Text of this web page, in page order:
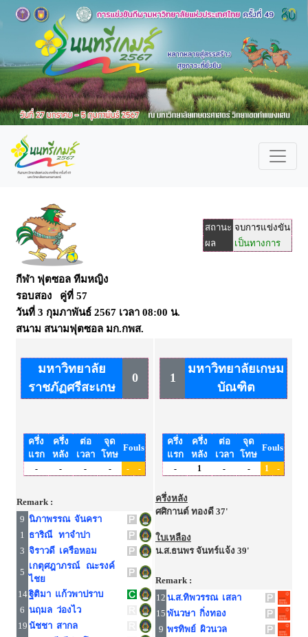
สถานะ จบการแข่งขัน
ผล
เป็นทางการ
กีฬา ฟุตซอล ทีมหญิง
รอบสอง คู่ที่ 57
วันที่ 3 กุมภาพันธ์ 2567 เวลา 08:00 น.
สนาม สนามฟุตซอล มก.กพส.
มหาวิทยาลัย
ราชภัฏศรีสะเกษ
0
ครึ่ง
แรก
ครึ่ง
หลัง
ต่อ
เวลา
จุด
โทษ
Fouls
- - - - - -
Remark :
9 นิภาพรรณ จันครา
1 ธาริณี ทาจำปา
3 จิราวดี เครือหอม
5
เกตุศฎาภรณ์ ณะรงค์
ไชย
14ฐิติมา แก้วพาปราบ
6 นฤมล ว่องไว
19 นัชชา สากล
1
มหาวิทยาลัยเกษม
บัณฑิต
ครึ่ง
แรก
ครึ่ง
หลัง
ต่อ
เวลา
จุด
โทษ
Fouls
- 1 - - 1 -
ครึ่งหลัง
ศศิกานต์ ทองดี 37'
ใบเหลือง
น.ส.ธนพร จันทร์แจ้ง 39'
Remark :
12 น.ส.ทิพวรรณ เสลา
15 พันวษา กิ่งทอง
9 พรทิพย์ ผิวนวล